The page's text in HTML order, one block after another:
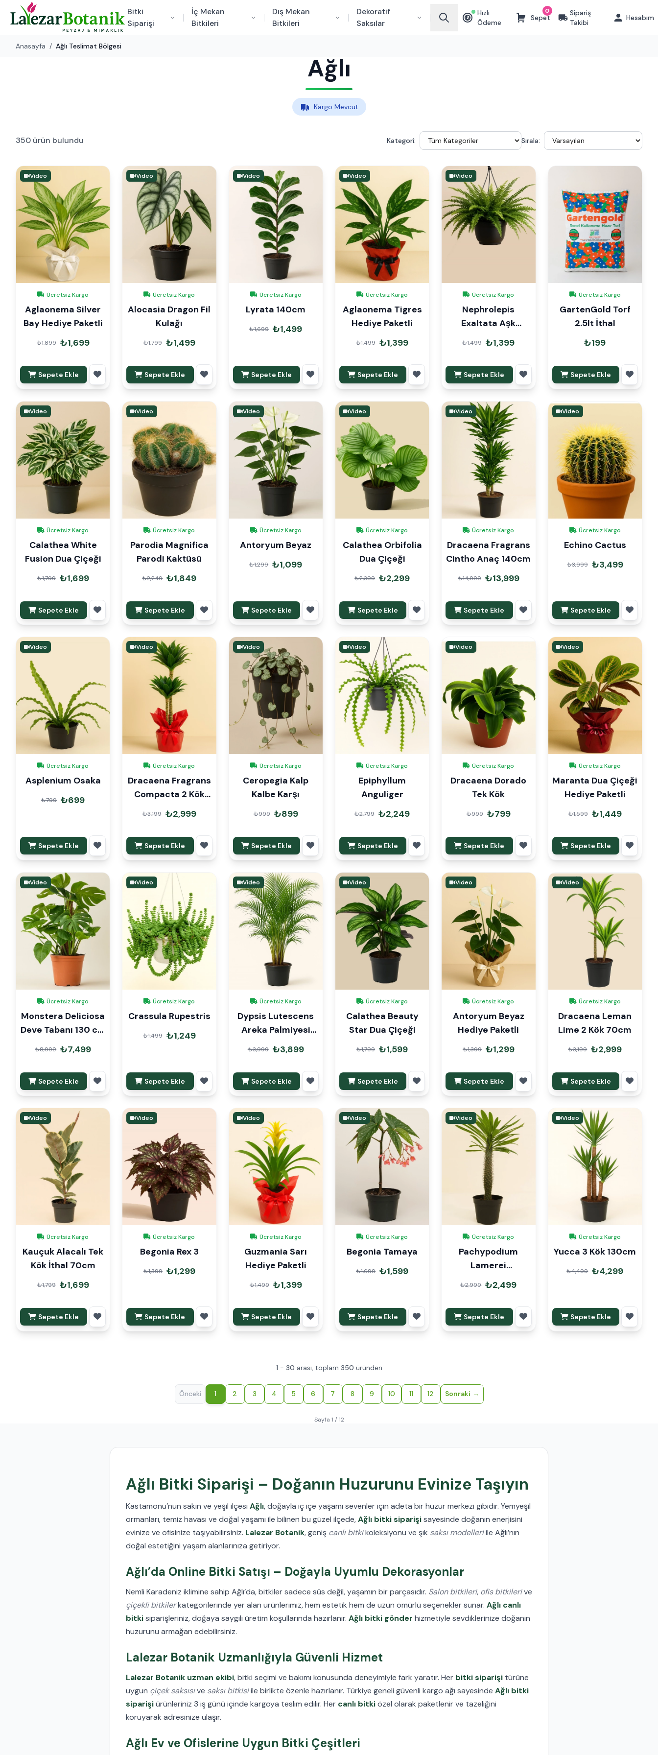
Bitki
Siparişi
İç Mekan
Bitkileri
Dış Mekan
Bitkileri
Dekoratif
Saksılar
₺
Hızlı
Ödeme
Sepet
0
Sipariş
Takibi
Hesabım
Anasayfa / Ağlı Teslimat Bölgesi
Ağlı
Kargo Mevcut
350 ürün bulundu Kategori: Sırala:
Video
Ücretsiz Kargo
Aglaonema Silver
Bay Hediye Paketli
₺1,899 ₺1,699
Sepete Ekle
Video
Ücretsiz Kargo
Alocasia Dragon Fil
Kulağı
₺1,799 ₺1,499
Sepete Ekle
Video
Ücretsiz Kargo
Lyrata 140cm
₺1,699 ₺1,499
Sepete Ekle
Video
Ücretsiz Kargo
Aglaonema Tigres
Hediye Paketli
₺1,499 ₺1,399
Sepete Ekle
Video
Ücretsiz Kargo
Nephrolepis
Exaltata Aşk
Merdiveni Askılı
₺1,499 ₺1,399
Sepete Ekle
Ücretsiz Kargo
GartenGold Torf
2.5lt İthal
₺199
Sepete Ekle
Video
Ücretsiz Kargo
Calathea White
Fusion Dua Çiçeği
₺1,799 ₺1,699
Sepete Ekle
Video
Ücretsiz Kargo
Parodia Magnifica
Parodi Kaktüsü
₺2,249 ₺1,849
Sepete Ekle
Video
Ücretsiz Kargo
Antoryum Beyaz
₺1,299 ₺1,099
Sepete Ekle
Video
Ücretsiz Kargo
Calathea Orbifolia
Dua Çiçeği
₺2,399 ₺2,299
Sepete Ekle
Video
Ücretsiz Kargo
Dracaena Fragrans
Cintho Anaç 140cm
₺14,999 ₺13,999
Sepete Ekle
Video
Ücretsiz Kargo
Echino Cactus
₺3,999 ₺3,499
Sepete Ekle
Video
Ücretsiz Kargo
Asplenium Osaka
₺799 ₺699
Sepete Ekle
Video
Ücretsiz Kargo
Dracaena Fragrans
Compacta 2 Kök
90cm Hediye
Paketli
₺3,199 ₺2,999
Sepete Ekle
Video
Ücretsiz Kargo
Ceropegia Kalp
Kalbe Karşı
₺999 ₺899
Sepete Ekle
Video
Ücretsiz Kargo
Epiphyllum
Anguliger
₺2,799 ₺2,249
Sepete Ekle
Video
Ücretsiz Kargo
Dracaena Dorado
Tek Kök
₺999 ₺799
Sepete Ekle
Video
Ücretsiz Kargo
Maranta Dua Çiçeği
Hediye Paketli
₺1,599 ₺1,449
Sepete Ekle
Video
Ücretsiz Kargo
Monstera Deliciosa
Deve Tabanı 130 cm
Mons Çubuklu İthal
₺8,999 ₺7,499
Sepete Ekle
Video
Ücretsiz Kargo
Crassula Rupestris
₺1,499 ₺1,249
Sepete Ekle
Video
Ücretsiz Kargo
Dypsis Lutescens
Areka Palmiyesi
110-120cm
₺3,999 ₺3,899
Sepete Ekle
Video
Ücretsiz Kargo
Calathea Beauty
Star Dua Çiçeği
₺1,799 ₺1,599
Sepete Ekle
Video
Ücretsiz Kargo
Antoryum Beyaz
Hediye Paketli
₺1,399 ₺1,299
Sepete Ekle
Video
Ücretsiz Kargo
Dracaena Leman
Lime 2 Kök 70cm
₺3,199 ₺2,999
Sepete Ekle
Video
Ücretsiz Kargo
Kauçuk Alacalı Tek
Kök İthal 70cm
₺1,799 ₺1,699
Sepete Ekle
Video
Ücretsiz Kargo
Begonia Rex 3
₺1,399 ₺1,299
Sepete Ekle
Video
Ücretsiz Kargo
Guzmania Sarı
Hediye Paketli
₺1,499 ₺1,399
Sepete Ekle
Video
Ücretsiz Kargo
Begonia Tamaya
₺1,699 ₺1,599
Sepete Ekle
Video
Ücretsiz Kargo
Pachypodium
Lamerei
Madagaskar
Palmiyesi 100cm
₺2,999 ₺2,499
Sepete Ekle
Video
Ücretsiz Kargo
Yucca 3 Kök 130cm
₺4,499 ₺4,299
Sepete Ekle
1 - 30 arası, toplam 350 üründen
Önceki 1 2 3 4 5 6 7 8 9 10 11 12 Sonraki
Sayfa 1 / 12
Ağlı Bitki Siparişi – Doğanın Huzurunu Evinize Taşıyın
Kastamonu’nun sakin ve yeşil ilçesi Ağlı, doğayla iç içe yaşamı sevenler için adeta bir huzur merkezi gibidir. Yemyeşil
ormanları, temiz havası ve doğal yaşamı ile bilinen bu güzel ilçede,Ağlı bitki siparişisayesinde doğanın enerjisini
evinize ve ofisinize taşıyabilirsiniz. Lalezar Botanik, geniş canlı bitkikoleksiyonu ve şık saksı modelleriile Ağlı’nın
doğal estetiğini yaşam alanlarınıza getiriyor.
Ağlı’da Online Bitki Satışı – Doğayla Uyumlu Dekorasyonlar
Nemli Karadeniz iklimine sahip Ağlı’da, bitkiler sadece süs değil, yaşamın bir parçasıdır. Salon bitkileri, ofis bitkilerive
çiçekli bitkilerkategorilerinde yer alan ürünlerimiz, hem estetik hem de uzun ömürlü seçenekler sunar. Ağlı canlı
bitkisiparişleriniz, doğaya saygılı üretim koşullarında hazırlanır. Ağlı bitki gönder hizmetiyle sevdiklerinize doğanın
huzurunu armağan edebilirsiniz.
Lalezar Botanik Uzmanlığıyla Güvenli Hizmet
Lalezar Botanik uzman ekibi, bitki seçimi ve bakımı konusunda deneyimiyle fark yaratır. Her bitki siparişi türüne
uygun çiçek saksısıve saksı bitkisiile birlikte özenle hazırlanır. Türkiye geneli güvenli kargo ağı sayesinde Ağlı bitki
siparişiürünleriniz 3 iş günü içinde kargoya teslim edilir. Her canlı bitkiözel olarak paketlenir ve tazeliğini
koruyarak adresinize ulaşır.
Ağlı Ev ve Ofislerine Uygun Bitki Çeşitleri